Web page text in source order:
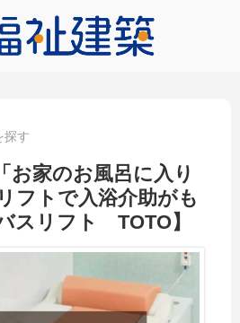
探す
お家のお風呂に入り
フトで入浴介助がも
スリフト TOTO】